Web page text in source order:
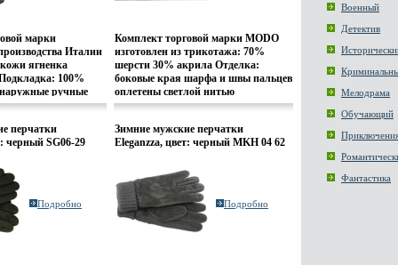
марки
Италии
ягненка
100%
ручные
швы "три
Боковой
Длина манжеты
- 5 5 см Артикул:
марка: Eleganzza
85 Страна:
перчатки
черный SG06-29
Подробно
Комплект торговой марки MODO
изготовлен из трикотажа: 70%
шерсти 30% акрила Отделка:
боковые края шарфа и швы пальцев
оплетены светлой нитью
Одинарный шарф: длина 165см
подкладки; быжуъдлина манжеты
от нижней точки большого пальца
манжет - нельзя отвернуть) Длина
пальцев - средняя Артикул: M15
Торговая марка: Eleganzza Цвет:
черный Размер: Страна: Румыния.
Зимние мужские перчатки
Eleganzza, цвет: черный MKH 04 62
Подробно
Военный
Детектив
Мелодрама
Обучающий
Фантастика